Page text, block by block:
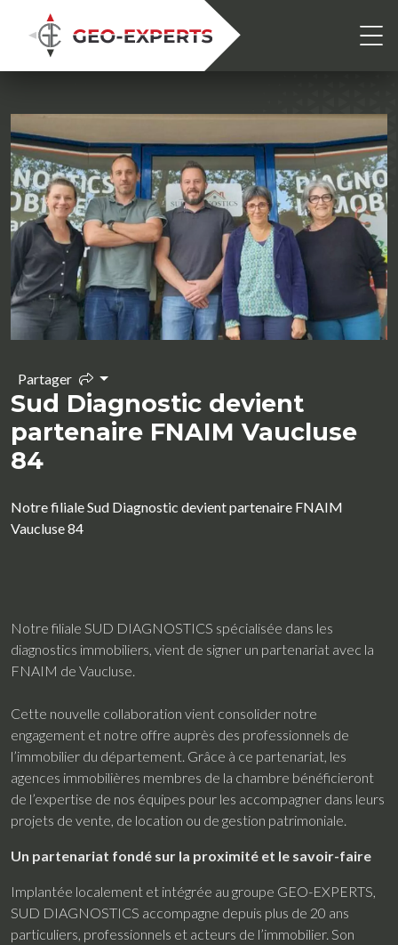
Partager
Sud Diagnostic devient
partenaire FNAIM Vaucluse
84
Notre filiale Sud Diagnostic devient partenaire FNAIM
Vaucluse 84
Notre filiale SUD DIAGNOSTICS spécialisée dans les
diagnostics immobiliers, vient de signer un partenariat avec la
FNAIM de Vaucluse.
Cette nouvelle collaboration vient consolider notre
engagement et notre offre auprès des professionnels de
l’immobilier du département. Grâce à ce partenariat, les
agences immobilières membres de la chambre bénéficieront
de l’expertise de nos équipes pour les accompagner dans leurs
projets de vente, de location ou de gestion patrimoniale.
Un partenariat fondé sur la proximité et le savoir-faire
Implantée localement et intégrée au groupe GEO-EXPERTS,
SUD DIAGNOSTICS accompagne depuis plus de 20 ans
particuliers, professionnels et acteurs de l’immobilier. Son